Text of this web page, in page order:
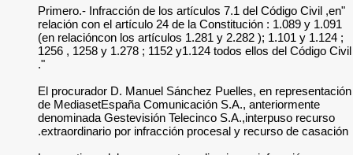
"Primero.-
relación con el
(en relacióncon los
1256 , 1258 y
El procurador D.
de
denominada
extraordinario por